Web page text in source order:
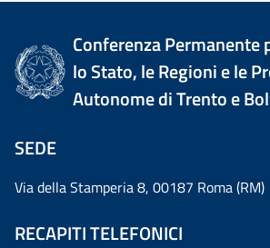
Conferenza
lo Stato, le Regioni e le
Autonome di Trento e
SEDE
Via della Stamperia 8, 00187 Roma (RM)
RECAPITI TELEFONICI